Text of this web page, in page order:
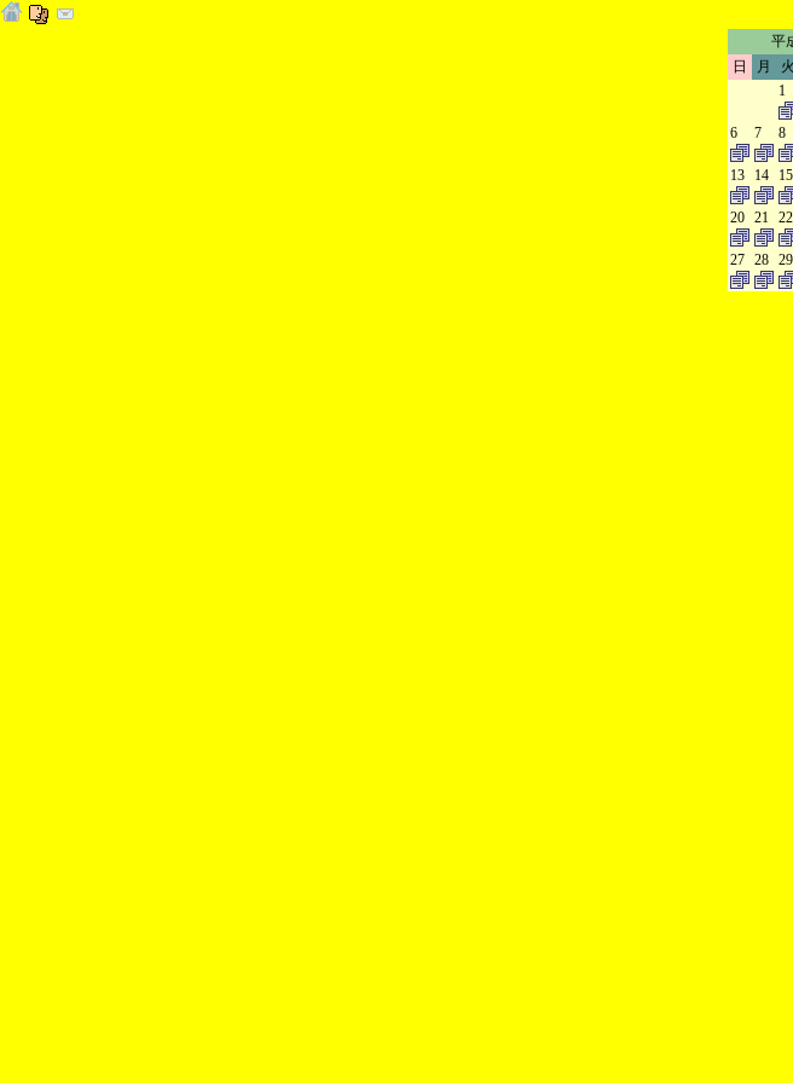
平
日
月 火
1
6 7 8
13 14 15
20 21 22
27 28 29